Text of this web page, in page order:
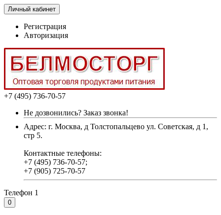
Личный кабинет
Регистрация
Авторизация
+7 (495) 736-70-57
Не дозвонились? Заказ звонка!
Адрес: г. Москва, д Толстопальцево ул. Советская, д 1,
стр 5.
Контактные телефоны:
+7 (495) 736-70-57;
+7 (905) 725-70-57
Телефон 1
0